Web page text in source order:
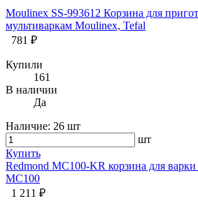
Moulinex SS-993612 Корзина для
мультиваркам Moulinex, Tefal
781 ₽
Купили
161
В наличии
Да
Наличие: 26 шт
шт
Купить
Redmond MC100-KR корзина для
MC100
1 211 ₽